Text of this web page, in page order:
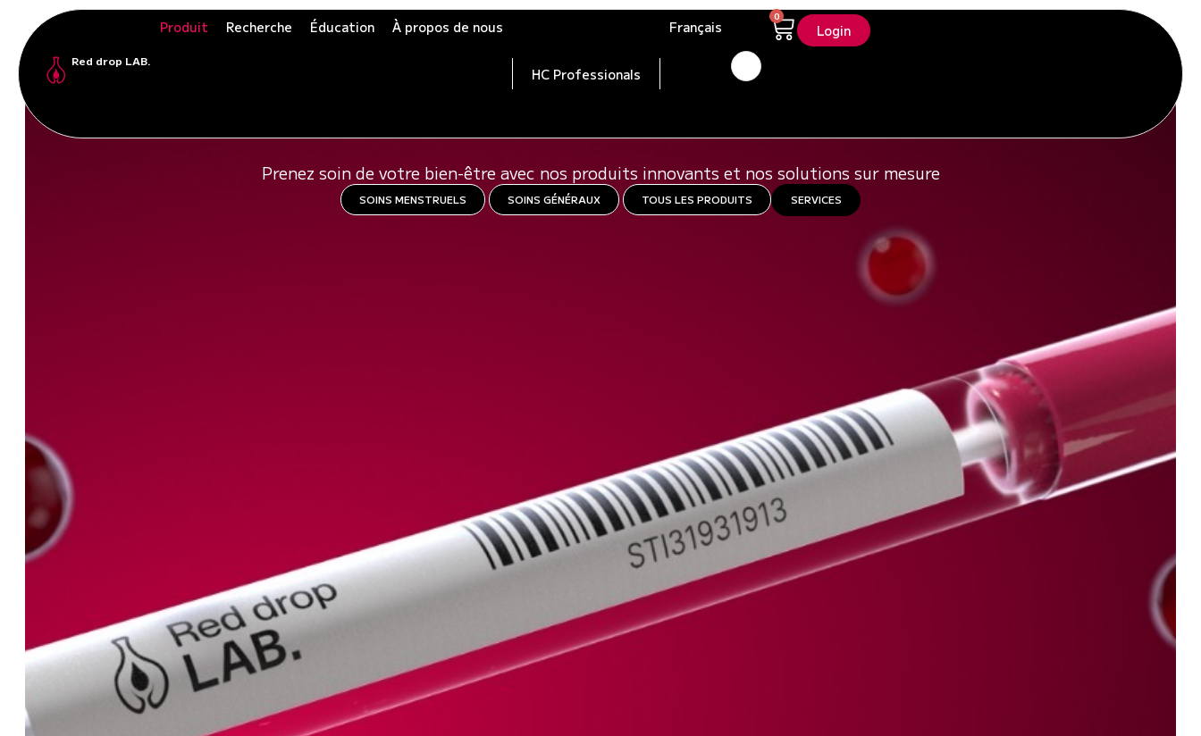
Red drop LAB.
Produit Recherche Éducation À propos de nous
HC Professionals
Français
0
Login
Prenez soin de votre bien-être avec nos produits innovants et nos solutions sur mesure
SOINS MENSTRUELS SOINS GÉNÉRAUX TOUS LES PRODUITS SERVICES